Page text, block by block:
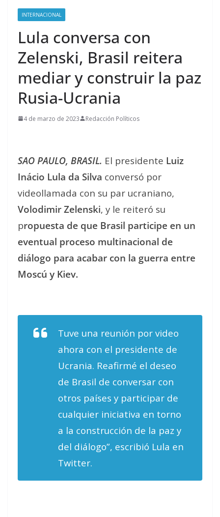
INTERNACIONAL
Lula conversa con
Zelenski, Brasil reitera
mediar y construir la paz
Rusia-Ucrania
4 de marzo de 2023 Redacción Políticos
SAO PAULO, BRASIL. El presidente Luiz
Inácio Lula da Silva conversó por
videollamada con su par ucraniano,
Volodimir Zelenski, y le reiteró su
propuesta de que Brasil participe en un
eventual proceso multinacional de
diálogo para acabar con la guerra entre
Moscú y Kiev.
Tuve una reunión por video
ahora con el presidente de
Ucrania. Reafirmé el deseo
de Brasil de conversar con
otros países y participar de
cualquier iniciativa en torno
a la construcción de la paz y
del diálogo”, escribió Lula en
Twitter.